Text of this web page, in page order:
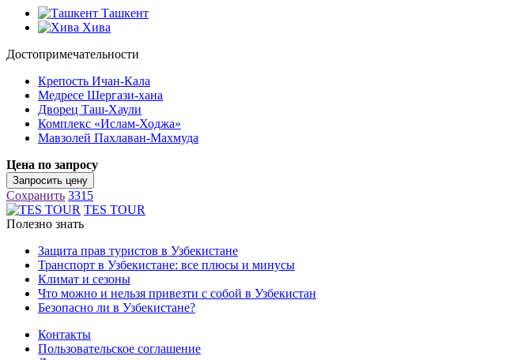
Ташкент
Хива
Достопримечательности
Крепость Ичан-Кала
Медресе Шергази-хана
Дворец Таш-Хаули
Комплекс «Ислам-Ходжа»
Мавзолей Пахлаван-Махмуда
Цена по запросу
Запросить цену
Сохранить 3315
TES TOUR
Полезно знать
Защита прав туристов в Узбекистане
Транспорт в Узбекистане: все плюсы и минусы
Климат и сезоны
Что можно и нельзя привезти с собой в Узбекистан
Безопасно ли в Узбекистане?
Контакты
Пользовательское соглашение